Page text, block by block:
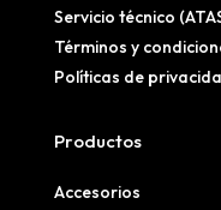
Servicio técnico
Términos y
Políticas de
Productos
Accesorios